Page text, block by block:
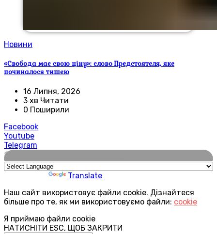
Новини
«Свобода має свою ціну»: слово Предстоятеля, яке
починалося тишею
16 Липня, 2026
3 хв Читати
0 Поширили
Facebook
Youtube
Telegram
🌍
Translate
Наш сайт використовує файли cookie. Дізнайтеся
більше про те, як ми використовуємо файли: cookie
Я приймаю файли cookie
НАТИСНІТИ ESC, ЩОБ ЗАКРИТИ